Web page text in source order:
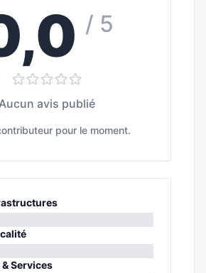
/ 5
avis publié
pour le moment.
Services